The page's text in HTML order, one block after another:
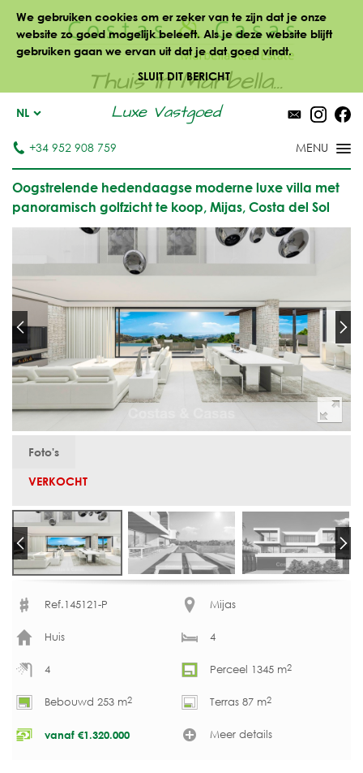
We gebruiken cookies om er zeker van te zijn dat je onze
website zo goed mogelijk beleeft. Als je deze website blijft
gebruiken gaan we ervan uit dat je dat goed vindt.
SLUIT DIT BERICHT
Thuis in Marbella...
Luxe Vastgoed
NL
+34 952 908 759
Oogstrelende hedendaagse moderne luxe villa met
panoramisch golfzicht te koop, Mijas, Costa del Sol
Foto's
VERKOCHT
Ref.145121-P Mijas
Huis 4
4 Perceel 1345 m2
Bebouwd 253 m2 Terras 87 m2
vanaf €1.320.000 Meer details